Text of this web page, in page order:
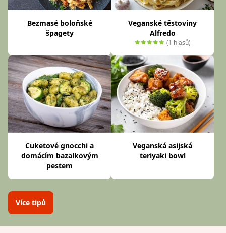
Bezmasé boloňské
špagety
Veganské těstoviny
Alfredo
(1 hlasů)
Cuketové gnocchi a
domácím bazalkovým
pestem
Veganská asijská
teriyaki bowl
Více tipů